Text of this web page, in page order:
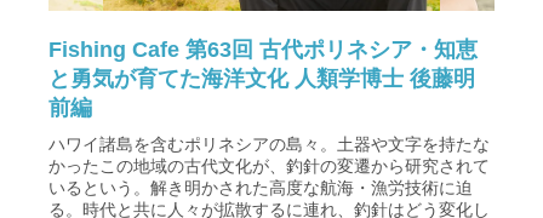
Fishing Cafe 第63回 古代ポリネシア・知恵
と勇気が育てた海洋文化 人類学博士 後藤明
前編
ハワイ諸島を含むポリネシアの島々。土器や文字を持たな
かったこの地域の古代文化が、釣針の変遷から研究されて
いるという。解き明かされた高度な航海・漁労技術に迫
る。時代と共に人々が拡散するに連れ、釣針はどう変化し